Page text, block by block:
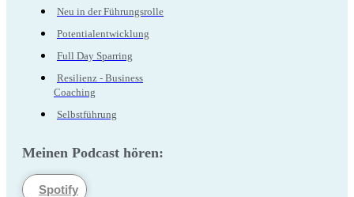
Neu in der Führungsrolle
Potentialentwicklung
Full Day Sparring
Resilienz - Business
Coaching
Selbstführung
Meinen Podcast hören:
Spotify